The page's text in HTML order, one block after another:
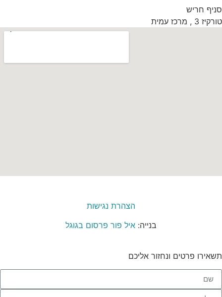
סניף חריש
טורקיז 3 , מרכז עמית
הצהרת נגישות
בנייה: איל פור פרסום בגוגל
תשאירו פרטים ונחזור אליכם